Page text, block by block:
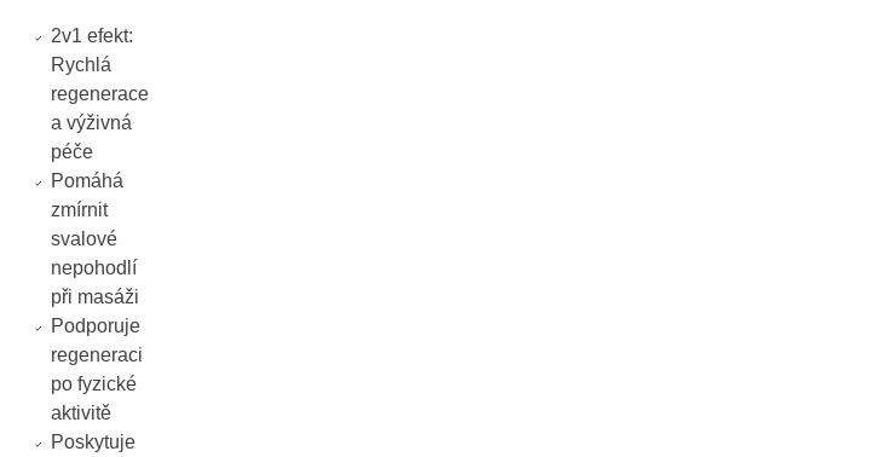
2v1 efekt:
Rychlá
regenerace
a výživná
péče
Pomáhá
zmírnit
svalové
nepohodlí
při masáži
Podporuje
regeneraci
po fyzické
aktivitě
Poskytuje